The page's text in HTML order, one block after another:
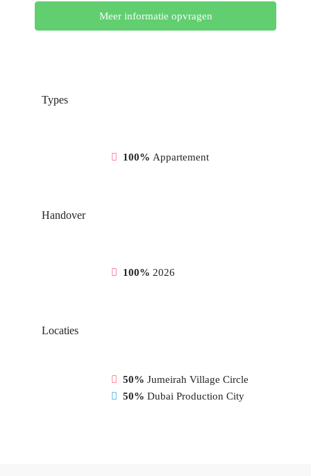
Meer informatie opvragen
Types
100% Appartement
Handover
100% 2026
Locaties
50% Jumeirah Village Circle
50% Dubai Production City